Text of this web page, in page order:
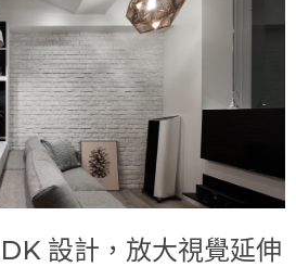
設計，放大視覺延伸